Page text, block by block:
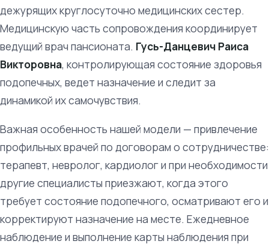
дежурящих круглосуточно медицинских сестер.
Медицинскую часть сопровождения координирует
ведущий врач пансионата. Гусь-Данцевич Раиса
Викторовна, контролирующая состояние здоровья
подопечных, ведет назначение и следит за
динамикой их самочувствия.
Важная особенность нашей модели — привлечение
профильных врачей по договорам о сотрудничестве:
терапевт, невролог, кардиолог и при необходимости
другие специалисты приезжают, когда этого
требует состояние подопечного, осматривают его и
корректируют назначение на месте. Ежедневное
наблюдение и выполнение карты наблюдения при